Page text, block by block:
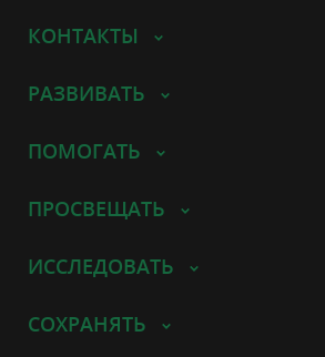
КОНТАКТЫ
РАЗВИВАТЬ
ПОМОГАТЬ
ПРОСВЕЩАТЬ
ИССЛЕДОВАТЬ
СОХРАНЯТЬ